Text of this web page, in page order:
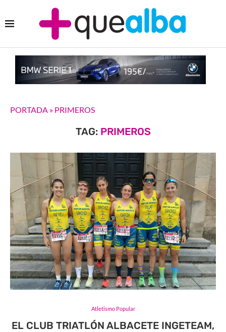
PORTADA » PRIMEROS
TAG: PRIMEROS
Atletismo Popular
EL CLUB TRIATLÓN ALBACETE INGETEAM,